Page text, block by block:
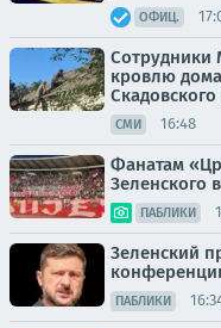
ОФИЦ.
Сотрудники
кровлю
Скадовского
СМИ 16:48
Фанатам
Зеленского
ПАБЛИКИ
Зеленский
ПАБЛИКИ